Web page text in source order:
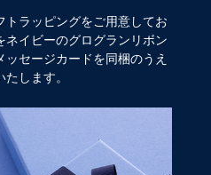
トラッピングをご用意してお
ネイビーのグログランリボン
セージカードを同梱のうえ
たします。